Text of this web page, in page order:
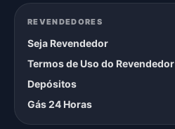
REVENDEDORES
Seja Revendedor
Termos de Uso do Revendedor
Depósitos
Gás 24 Horas